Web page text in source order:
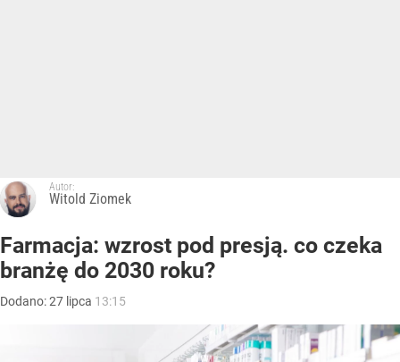
Autor:
Witold Ziomek
Farmacja: wzrost pod presją. co czeka
branżę do 2030 roku?
Dodano:27 lipca 13:15